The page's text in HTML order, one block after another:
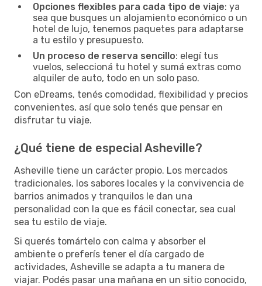
Opciones flexibles para cada tipo de viaje: ya
sea que busques un alojamiento económico o un
hotel de lujo, tenemos paquetes para adaptarse
a tu estilo y presupuesto.
Un proceso de reserva sencillo: elegí tus
vuelos, seleccioná tu hotel y sumá extras como
alquiler de auto, todo en un solo paso.
Con eDreams, tenés comodidad, flexibilidad y precios
convenientes, así que solo tenés que pensar en
disfrutar tu viaje.
¿Qué tiene de especial Asheville?
Asheville tiene un carácter propio. Los mercados
tradicionales, los sabores locales y la convivencia de
barrios animados y tranquilos le dan una
personalidad con la que es fácil conectar, sea cual
sea tu estilo de viaje.
Si querés tomártelo con calma y absorber el
ambiente o preferís tener el día cargado de
actividades, Asheville se adapta a tu manera de
viajar. Podés pasar una mañana en un sitio conocido,